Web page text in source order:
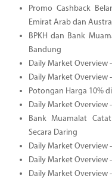
Promo Cashback
Emirat Arab dan
BPKH dan Bank
Bandung
Daily Market Overview
Daily Market Overview
Potongan Harga 10%
Daily Market Overview
Bank Muamalat
Secara Daring
Daily Market Overview
Daily Market Overview
Daily Market Overview